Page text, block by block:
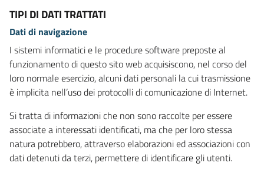
TIPI DI DATI TRATTATI
Dati di navigazione
I sistemi informatici e le procedure software preposte al
funzionamento di questo sito web acquisiscono, nel corso del
loro normale esercizio, alcuni dati personali la cui trasmissione
è implicita nell’uso dei protocolli di comunicazione di Internet.
Si tratta di informazioni che non sono raccolte per essere
associate a interessati identificati, ma che per loro stessa
natura potrebbero, attraverso elaborazioni ed associazioni con
dati detenuti da terzi, permettere di identificare gli utenti.